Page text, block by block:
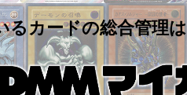
るカードの総合管理は